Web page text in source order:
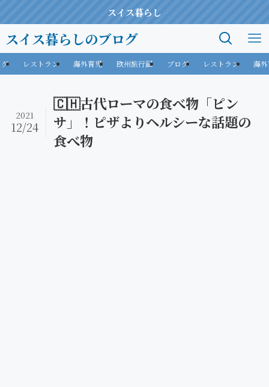
スイス暮らし
スイス暮らしのブログ
レストラン 海外育児 欧州旅行記 ブログ レストラン 海
🇨🇭古代ローマの食べ物「ピン
サ」！ピザよりヘルシーな話題の
食べ物
2021
12/24